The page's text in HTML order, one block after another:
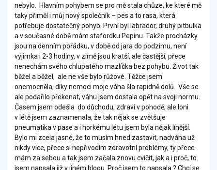
nebylo. Hlavním pohybem se pro mě stala chůze, ke které mě
taky přiměl i můj nový společník – pes a to rasa, která
potřebuje dostatečný pohyb. První byl labrador, druhý pitbulka
a v současné době mám stafordku Pepinu. Takže procházky
jsou na denním pořádku, v době od jara do podzimu, není
výjimka i 2-3 hodiny, v zimě jsou kratší, ale častější, přece
nenechám svého chlupatého mazlíčka bez pohybu. Život tak
běžel a běžel, ale ne vše bylo růžové. Těžce jsem
onemocněla, díky nemoci moje váha šla rapidně dolů. Vše se
ale podařilo překonat, váhu jsem dostala opět na svoji normu.
Časem jsem odešla do důchodu, zdraví v pohodě, ale loni
v létě jsem zaznamenala, že tak nějak se zvětšuje
pneumatika v pase a i horkému létu jsem byla nějak línější.
Bylo mi zcela jasné, že to musím hned zastavit, nadváha už
nikdy více, přece si nepřivodím zdravotní problémy, ty přece
mám za sebou a tak jsem začala znovu cvičit, jak a i proč, to
jsem napsala již v jiném blogu. Proč jsem to napsala ? Chci se